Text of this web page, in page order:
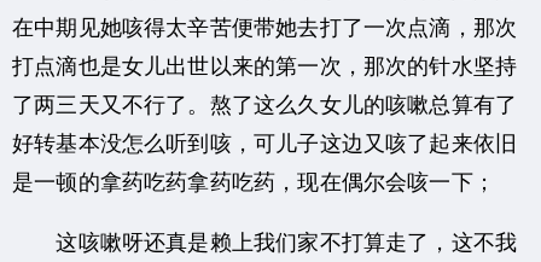
在中期见她咳得太辛苦便带她去打了一次点滴，那次
打点滴也是女儿出世以来的第一次，那次的针水坚持
了两三天又不行了。熬了这么久女儿的咳嗽总算有了
好转基本没怎么听到咳，可儿子这边又咳了起来依旧
是一顿的拿药吃药拿药吃药，现在偶尔会咳一下；
这咳嗽呀还真是赖上我们家不打算走了，这不我